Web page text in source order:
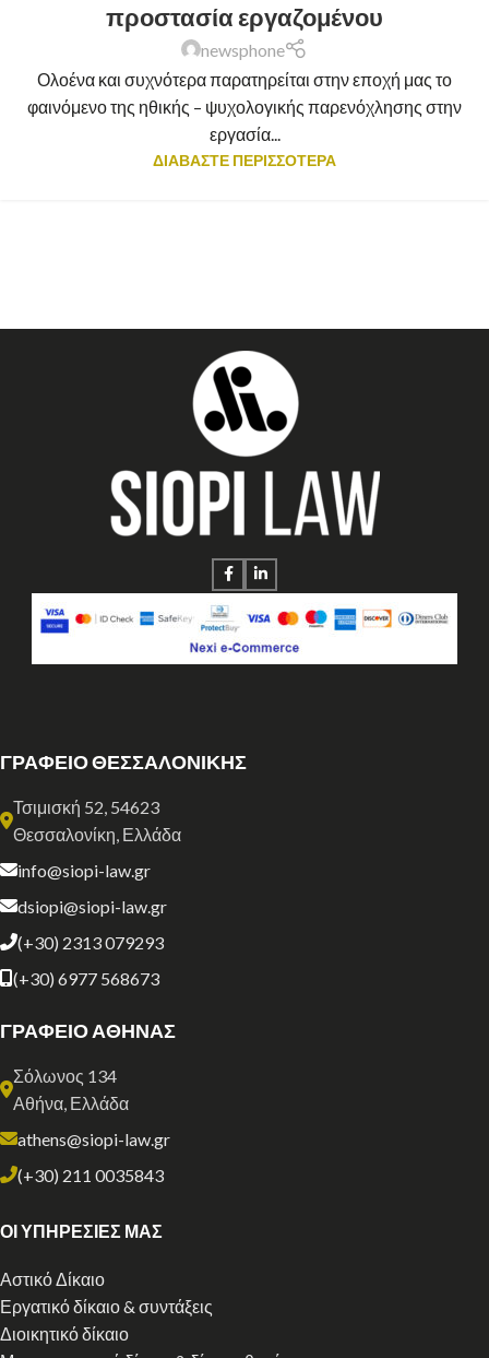
προστασία εργαζομένου
newsphone
Ολοένα και συχνότερα παρατηρείται στην εποχή μας το
φαινόμενο της ηθικής – ψυχολογικής παρενόχλησης στην
εργασία...
ΔΙΑΒΑΣΤΕ ΠΕΡΙΣΣΟΤΕΡΑ
ΓΡΑΦΕΙΟ ΘΕΣΣΑΛΟΝΙΚΗΣ
Τσιμισκή 52, 54623
Θεσσαλονίκη, Ελλάδα
info@siopi-law.gr
dsiopi@siopi-law.gr
(+30) 2313 079293
(+30) 6977 568673
ΓΡΑΦΕΙΟ ΑΘΗΝΑΣ
Σόλωνος 134
Αθήνα, Ελλάδα
athens@siopi-law.gr
(+30) 211 0035843
ΟΙ ΥΠΗΡΕΣΙΕΣ ΜΑΣ
Αστικό Δίκαιο
Εργατικό δίκαιο & συντάξεις
Διοικητικό δίκαιο